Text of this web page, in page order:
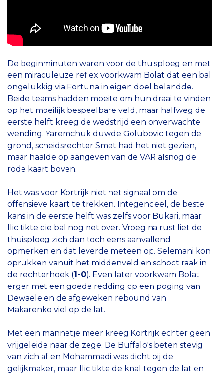
De beginminuten waren voor de thuisploeg en met
een miraculeuze reflex voorkwam Bolat dat een bal
ongelukkig via Fortuna in eigen doel belandde.
Beide teams hadden moeite om hun draai te vinden
op het moeilijk bespeelbare veld, maar halfweg de
eerste helft kreeg de wedstrijd een onverwachte
wending. Yaremchuk duwde Golubovic tegen de
grond, scheidsrechter Smet had het niet gezien,
maar haalde op aangeven van de VAR alsnog de
rode kaart boven.
Het was voor Kortrijk niet het signaal om de
offensieve kaart te trekken. Integendeel, de beste
kans in de eerste helft was zelfs voor Bukari, maar
Ilic tikte die bal nog net over. Vroeg na rust liet de
thuisploeg zich dan toch eens aanvallend
opmerken en dat leverde meteen op. Selemani kon
oprukken vanuit het middenveld en schoot raak in
de rechterhoek (1-0). Even later voorkwam Bolat
erger met een goede redding op een poging van
Dewaele en de afgeweken rebound van
Makarenko viel op de lat.
Met een mannetje meer kreeg Kortrijk echter geen
vrijgeleide naar de zege. De Buffalo's beten stevig
van zich af en Mohammadi was dicht bij de
gelijkmaker, maar Ilic tikte de knal tegen de lat en